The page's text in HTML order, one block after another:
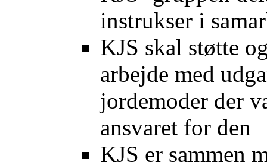
instrukser i
KJS skal støtte
arbejde med
jordemoder der
ansvaret for den
KJS er sammen